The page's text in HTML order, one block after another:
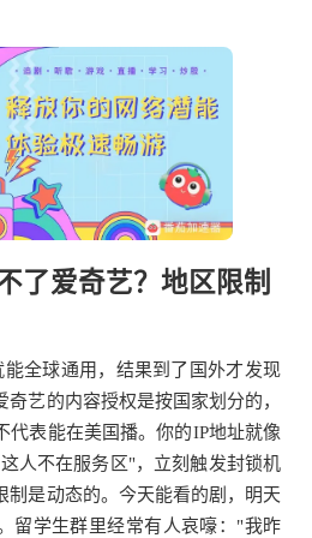
了爱奇艺？地区限制
全球通用，结果到了国外才发现
艺的内容授权是按国家划分的，
代表能在美国播。你的IP地址就像
人不在服务区"，立刻触发封锁机
制是动态的。今天能看的剧，明天
留学生群里经常有人哀嚎："我昨